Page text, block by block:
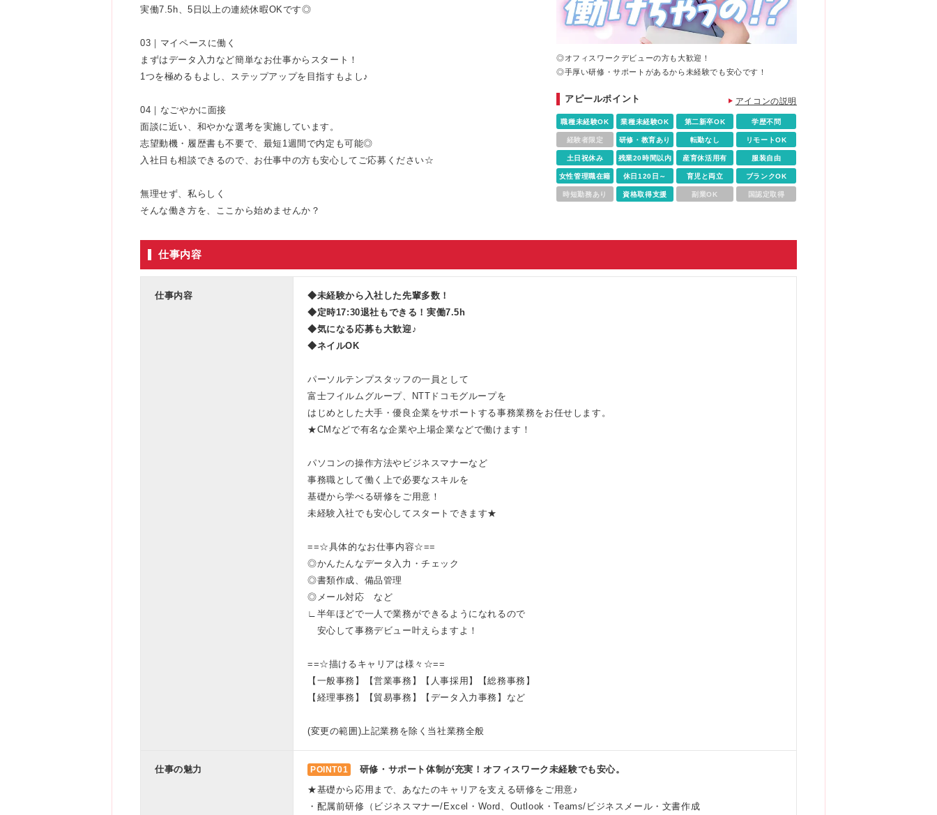
実働7.5h、5日以上の連続休暇OKです◎
03｜マイペースに働く
まずはデータ入力など簡単なお仕事からスタート！
1つを極めるもよし、ステップアップを目指すもよし♪
04｜なごやかに面接
面談に近い、和やかな選考を実施しています。
志望動機・履歴書も不要で、最短1週間で内定も可能◎
入社日も相談できるので、お仕事中の方も安心してご応募ください☆
無理せず、私らしく
そんな働き方を、ここから始めませんか？
◎オフィスワークデビューの方も大歓迎！
◎手厚い研修・サポートがあるから未経験でも安心です！
アピールポイント アイコンの説明
職種未経験OK 業種未経験OK 第二新卒OK 学歴不問
経験者限定 研修・教育あり 転勤なし リモートOK
土日祝休み 残業20時間以内 産育休活用有 服装自由
女性管理職在籍 休日120日～ 育児と両立 ブランクOK
時短勤務あり 資格取得支援 副業OK 国認定取得
仕事内容
仕事内容
◆未経験から入社した先輩多数！
◆定時17:30退社もできる！実働7.5h
◆気になる応募も大歓迎♪
◆ネイルOK
パーソルテンプスタッフの一員として
富士フイルムグループ、NTTドコモグループを
はじめとした大手・優良企業をサポートする事務業務をお任せします。
★CMなどで有名な企業や上場企業などで働けます！
パソコンの操作方法やビジネスマナーなど
事務職として働く上で必要なスキルを
基礎から学べる研修をご用意！
未経験入社でも安心してスタートできます★
==☆具体的なお仕事内容☆==
◎かんたんなデータ入力・チェック
◎書類作成、備品管理
◎メール対応 など
∟半年ほどで一人で業務ができるようになれるので
安心して事務デビュー叶えらますよ！
==☆描けるキャリアは様々☆==
【一般事務】【営業事務】【人事採用】【総務事務】
【経理事務】【貿易事務】【データ入力事務】など
(変更の範囲)上記業務を除く当社業務全般
仕事の魅力 POINT01
研修・サポート体制が充実！オフィスワーク未経験でも安心。
★基礎から応用まで、あなたのキャリアを支える研修をご用意♪
・配属前研修（ビジネスマナー/Excel・Word、Outlook・Teams/ビジネスメール・文書作成